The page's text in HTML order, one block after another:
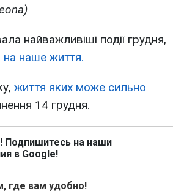
найважливіші події грудня,
наше життя.
життя яких може сильно
14 грудня.
Подпишитесь на наши
в Google!
где вам удобно!